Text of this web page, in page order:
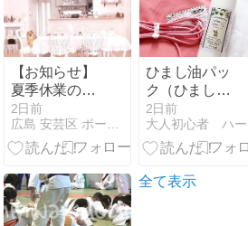
【お知らせ】
夏季休業のお
知らせ
2日前
広島 安芸区 ポーセラーツ&リボン教室 M-Style L…
ひまし油パッ
ク（ひまし油
湿布）を1年
続けた私の感
想｜やり方・
使用感レビュ
2日前
全て表示